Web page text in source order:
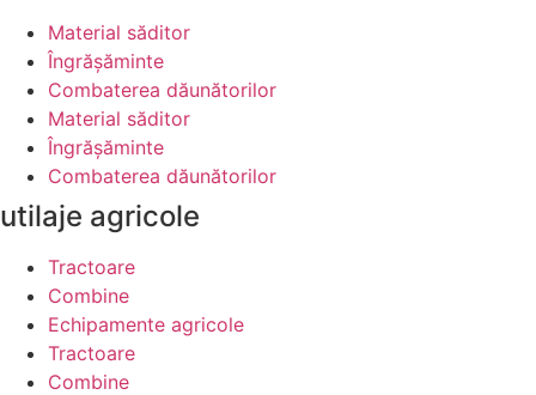
Material săditor
Îngrășăminte
Combaterea dăunătorilor
Material săditor
Îngrășăminte
Combaterea dăunătorilor
utilaje agricole
Tractoare
Combine
Echipamente agricole
Tractoare
Combine